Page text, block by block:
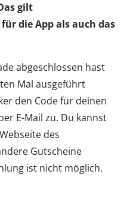
gilt
die App als auch das
abgeschlossen hast
Mal ausgeführt
den Code für deinen
E-Mail zu. Du kannst
des
Gutscheine
ist nicht möglich.